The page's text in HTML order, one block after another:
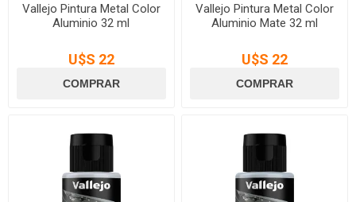
Vallejo Pintura Metal Color
Aluminio 32 ml
U$S 22
Vallejo Pintura Metal Color
Aluminio Mate 32 ml
U$S 22